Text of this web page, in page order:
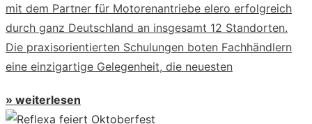
mit dem Partner für Motorenantriebe elero erfolgreich
durch ganz Deutschland an insgesamt 12 Standorten.
Die praxisorientierten Schulungen boten Fachhändlern
eine einzigartige Gelegenheit, die neuesten
» weiterlesen